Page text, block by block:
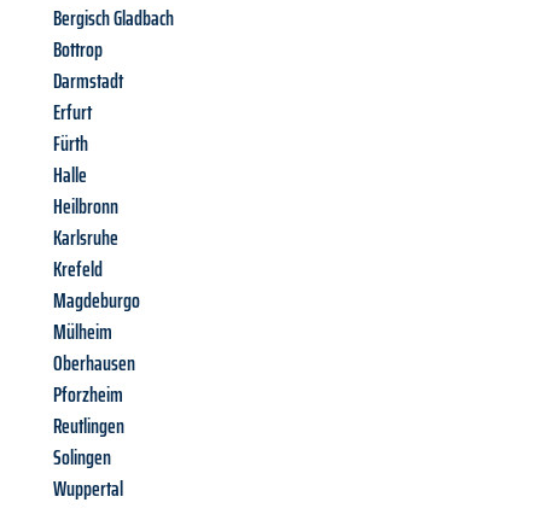
Bergisch Gladbach
Bottrop
Darmstadt
Erfurt
Fürth
Halle
Heilbronn
Karlsruhe
Krefeld
Magdeburgo
Mülheim
Oberhausen
Pforzheim
Reutlingen
Solingen
Wuppertal